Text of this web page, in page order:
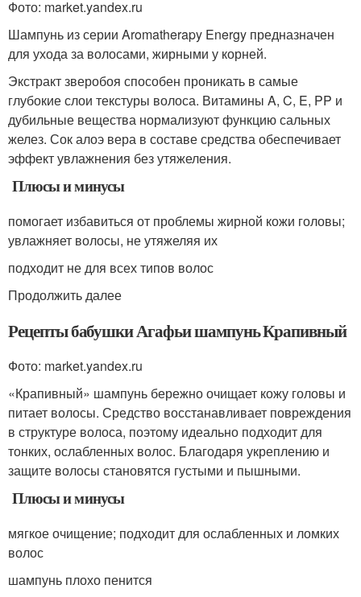
Фото: market.yandex.ru
Шампунь из серии Aromatherapy Energy предназначен
для ухода за волосами, жирными у корней.
Экстракт зверобоя способен проникать в самые
глубокие слои текстуры волоса. Витамины A, C, E, PP и
дубильные вещества нормализуют функцию сальных
желез. Сок алоэ вера в составе средства обеспечивает
эффект увлажнения без утяжеления.
Плюсы и минусы
помогает избавиться от проблемы жирной кожи головы;
увлажняет волосы, не утяжеляя их
подходит не для всех типов волос
Продолжить далее
Рецепты бабушки Агафьи шампунь Крапивный
Фото: market.yandex.ru
«Крапивный» шампунь бережно очищает кожу головы и
питает волосы. Средство восстанавливает повреждения
в структуре волоса, поэтому идеально подходит для
тонких, ослабленных волос. Благодаря укреплению и
защите волосы становятся густыми и пышными.
Плюсы и минусы
мягкое очищение; подходит для ослабленных и ломких
волос
шампунь плохо пенится